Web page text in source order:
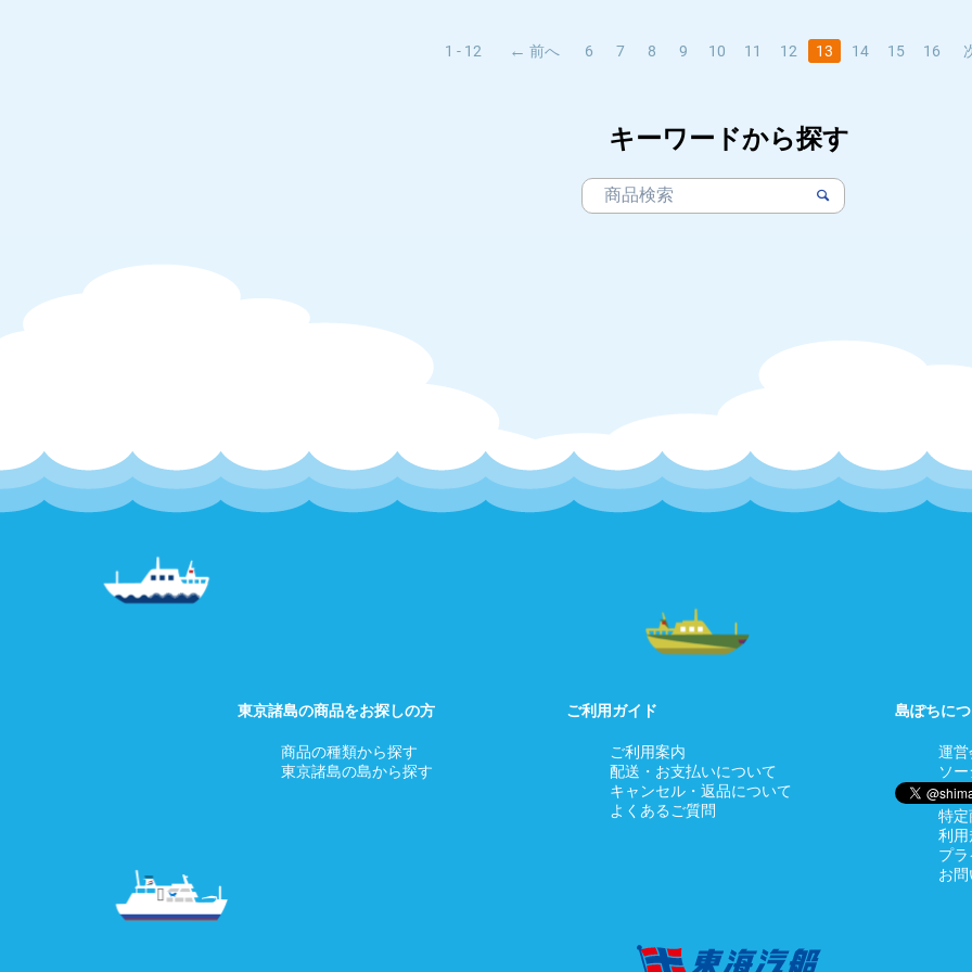
1 - 12 前へ 6 7 8 9 10 11 12 13 14 15 16
キーワードから探す
東京諸島の商品をお探しの方
商品の種類から探す
東京諸島の島から探す
ご利用ガイド
ご利用案内
配送・お支払いについて
キャンセル・返品について
よくあるご質問
島ぽちに
運営
ソ
特定
利用
プ
お